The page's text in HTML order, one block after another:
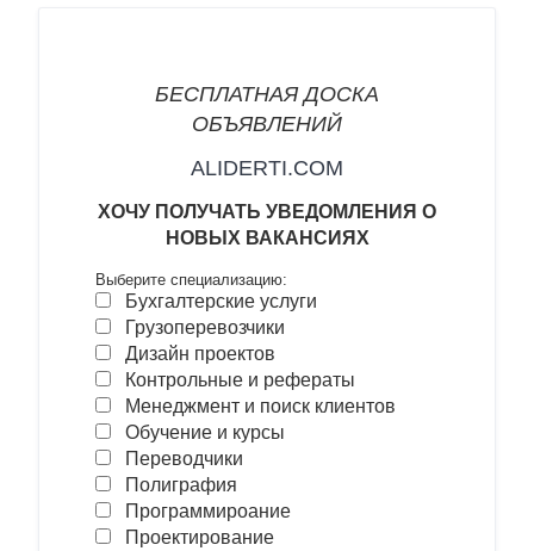
БЕСПЛАТНАЯ ДОСКА
ОБЪЯВЛЕНИЙ
ALIDERTI.COM
ХОЧУ ПОЛУЧАТЬ УВЕДОМЛЕНИЯ О
НОВЫХ ВАКАНСИЯХ
Выберите специализацию:
Бухгалтерские услуги
Грузоперевозчики
Дизайн проектов
Контрольные и рефераты
Менеджмент и поиск клиентов
Обучение и курсы
Переводчики
Полиграфия
Программироание
Проектирование